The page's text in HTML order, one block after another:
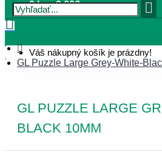
0 ks - 0,00€
Váš nákupný košík je prázdny!
GL Puzzle Large Grey-White-
GL PUZZLE LARGE
BLACK 10MM